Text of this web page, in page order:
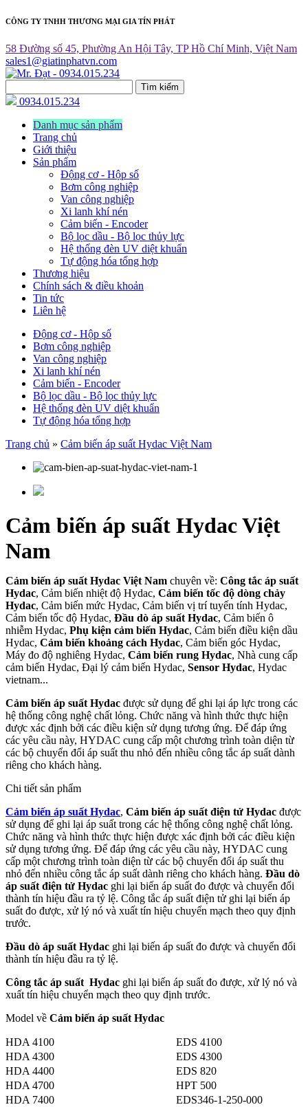
CÔNG TY TNHH THƯƠNG MẠI GIA TÍN PHÁT
58 Đường số 45, Phường An Hội Tây, TP Hồ Chí Minh, Việt Nam
sales1@giatinphatvn.com
Tìm kiếm
0934.015.234
Danh mục sản phẩm
Trang chủ
Giới thiệu
Sản phẩm
Động cơ - Hộp số
Bơm công nghiệp
Van công nghiệp
Xi lanh khí nén
Cảm biến - Encoder
Bộ lọc dầu - Bộ lọc thủy lực
Hệ thống đèn UV diệt khuẩn
Tự động hóa tổng hợp
Thương hiệu
Chính sách & điều khoản
Tin tức
Liên hệ
Động cơ - Hộp số
Bơm công nghiệp
Van công nghiệp
Xi lanh khí nén
Cảm biến - Encoder
Bộ lọc dầu - Bộ lọc thủy lực
Hệ thống đèn UV diệt khuẩn
Tự động hóa tổng hợp
Trang chủ » Cảm biến áp suất Hydac Việt Nam
Cảm biến áp suất Hydac Việt
Nam
Cảm biến áp suất Hydac Việt Nam chuyên về: Công tắc áp suất
Hydac, Cảm biến nhiệt độ Hydac, Cảm biến tốc độ dòng chảy
Hydac, Cảm biến mức Hydac, Cảm biến vị trí tuyến tính Hydac,
Cảm biến tốc độ Hydac, Đầu dò áp suất Hydac, Cảm biến ô
nhiễm Hydac, Phụ kiện cảm biến Hydac, Cảm biến điều kiện dầu
Hydac, Cảm biến khoảng cách Hydac, Cảm biến góc Hydac,
Máy đo độ nghiêng Hydac, Cảm biến rung Hydac, Nhà cung cấp
cảm biến Hydac, Đại lý cảm biến Hydac, Sensor Hydac, Hydac
vietnam...
Cảm biến áp suất Hydac được sử dụng để ghi lại áp lực trong các
hệ thống công nghệ chất lỏng. Chức năng và hình thức thực hiện
được xác định bởi các điều kiện sử dụng tương ứng. Để đáp ứng
các yêu cầu này, HYDAC cung cấp một chương trình toàn diện từ
các bộ chuyển đổi áp suất thu nhỏ đến nhiều công tắc áp suất dành
riêng cho khách hàng.
Chi tiết sản phẩm
Cảm biến áp suất Hydac, Cảm biến áp suất điện tử Hydac được
sử dụng để ghi lại áp suất trong các hệ thống công nghệ chất lỏng.
Chức năng và hình thức thực hiện được xác định bởi các điều kiện
sử dụng tương ứng. Để đáp ứng các yêu cầu này, HYDAC cung
cấp một chương trình toàn diện từ các bộ chuyển đổi áp suất thu
nhỏ đến nhiều công tắc áp suất dành riêng cho khách hàng. Đầu dò
áp suất điện tử Hydac ghi lại biến áp suất đo được và chuyển đổi
thành tín hiệu đầu ra tỷ lệ. Công tắc áp suất điện tử ghi lại biến áp
suất đo được, xử lý nó và xuất tín hiệu chuyển mạch theo quy định
trước.
Đầu dò áp suất Hydac ghi lại biến áp suất đo được và chuyển đổi
thành tín hiệu đầu ra tỷ lệ.
Công tắc áp suất Hydac ghi lại biến áp suất đo được, xử lý nó và
xuất tín hiệu chuyển mạch theo quy định trước.
Model về Cảm biến áp suất Hydac
HDA 4100
EDS 4100
HDA 4300
EDS 4300
HDA 4400
EDS 820
HDA 4700
HPT 500
HDA 7400
EDS346-1-250-000